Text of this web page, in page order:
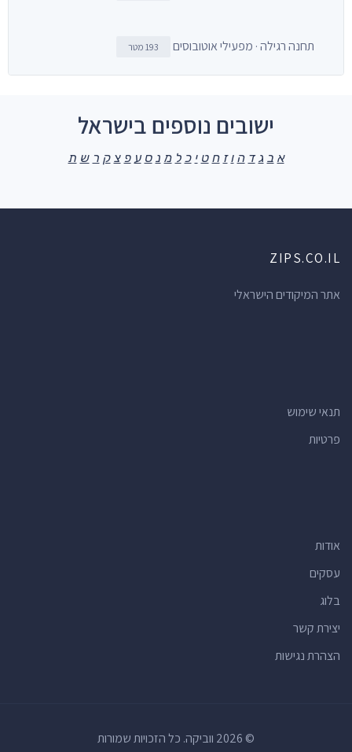
תחנה רגילה · מפעילי אוטובוסים 193 מטר
ישובים נוספים בישראל
א ב ג ד ה ו ז ח ט י כ ל מ נ ס ע פ צ ק ר ש ת
ZIPS.CO.IL
אתר המיקודים הישראלי
תנאי שימוש
פרטיות
אודות
עסקים
בלוג
יצירת קשר
הצהרת נגישות
© 2026 ווביקה. כל הזכויות שמורות